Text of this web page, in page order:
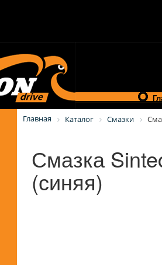
Главная Каталог Смазки
Смазка
(синяя)